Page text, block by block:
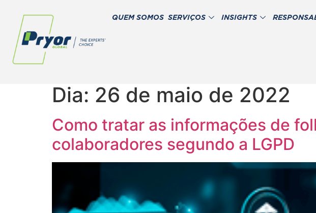
QUEM SOMOS SERVIÇOS INSIGHTS
Dia: 26 de maio de 2022
Como tratar as informações de
colaboradores segundo a LGPD